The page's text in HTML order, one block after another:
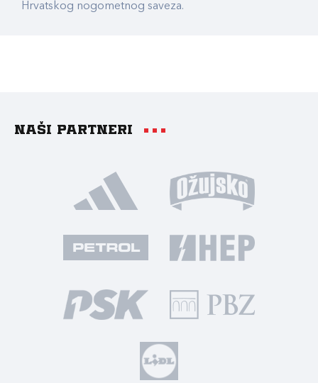
Hrvatskog nogometnog saveza.
Naši partneri